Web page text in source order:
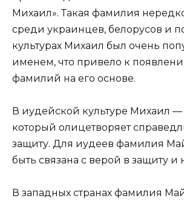
Михаил». Такая фамилия
среди украинцев, белорусов и
культурах Михаил был очень
именем, что привело к
фамилий на его основе.
В иудейской культуре Михаил —
который олицетворяет
защиту. Для иудеев фамилия
быть связана с верой в защиту и
В западных странах фамилия